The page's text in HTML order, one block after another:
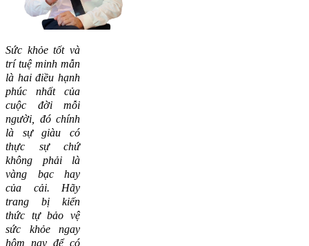
Sức khỏe tốt và
trí tuệ minh mẫn
là hai điều hạnh
phúc nhất của
cuộc đời mỗi
người, đó chính
là sự giàu có
thực sự chứ
không phải là
vàng bạc hay
của cải. Hãy
trang bị kiến
thức tự bảo vệ
sức khỏe ngay
hôm nay để có